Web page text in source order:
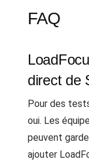
FAQ
direct de
Pour des
oui. Les
peuvent
ajouter